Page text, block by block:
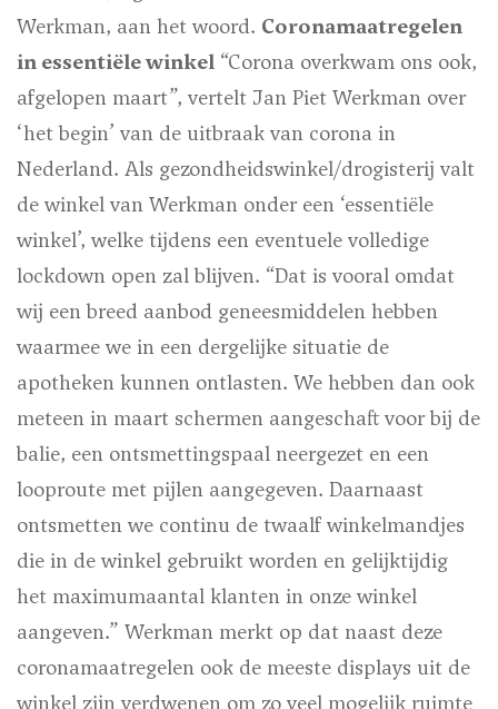
Werkman, aan het woord. Coronamaatregelen
in essentiële winkel “Corona overkwam ons ook,
afgelopen maart”, vertelt Jan Piet Werkman over
‘het begin’ van de uitbraak van corona in
Nederland. Als gezondheidswinkel/drogisterij valt
de winkel van Werkman onder een ‘essentiële
winkel’, welke tijdens een eventuele volledige
lockdown open zal blijven. “Dat is vooral omdat
wij een breed aanbod geneesmiddelen hebben
waarmee we in een dergelijke situatie de
apotheken kunnen ontlasten. We hebben dan ook
meteen in maart schermen aangeschaft voor bij de
balie, een ontsmettingspaal neergezet en een
looproute met pijlen aangegeven. Daarnaast
ontsmetten we continu de twaalf winkelmandjes
die in de winkel gebruikt worden en gelijktijdig
het maximumaantal klanten in onze winkel
aangeven.” Werkman merkt op dat naast deze
coronamaatregelen ook de meeste displays uit de
winkel zijn verdwenen om zo veel mogelijk ruimte